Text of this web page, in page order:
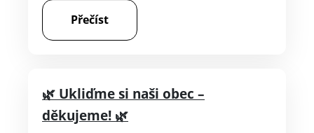
Přečíst
🌿 Ukliďme si naši obec –
děkujeme! 🌿